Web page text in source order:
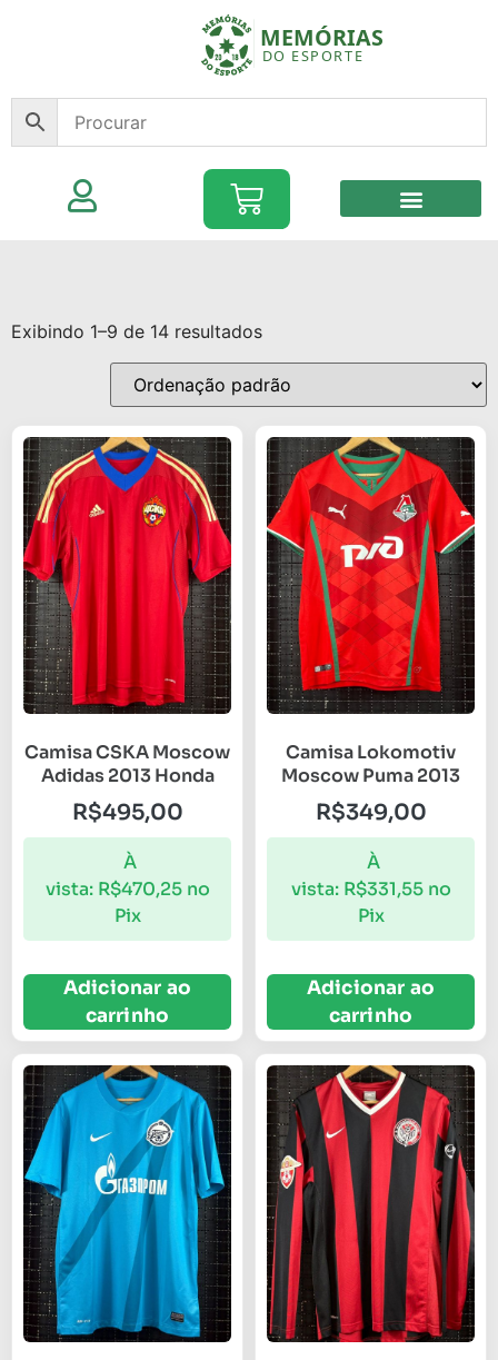
Exibindo 1–9 de 14 resultados
Camisa CSKA Moscow
Adidas 2013 Honda
R$495,00
À
vista: R$470,25 no
Pix
Adicionar ao
carrinho
Camisa Lokomotiv
Moscow Puma 2013
R$349,00
À
vista: R$331,55 no
Pix
Adicionar ao
carrinho